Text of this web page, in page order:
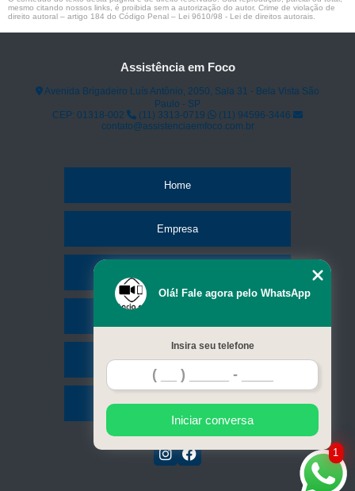
mesmo citando nossos links, é proibida sem a autorização do autor. Crime de violação de
direito autoral – artigo 184 do Código Penal – Lei 9610/98 - Lei de direitos autorais
Assistência em Foco
Avenida Brigadeiro Luís Antônio, 2050, Sala 31 - Bela Vista São
Paulo - SP
CEP: 01318-002
(11) 3313-0719
(11) 94596-3446
contato@assistenciaemfoco.com.br
Home
Empresa
Contato
Mapa do site
1
Olá! Fale agora pelo WhatsApp
Insira seu telefone
Iniciar conversa